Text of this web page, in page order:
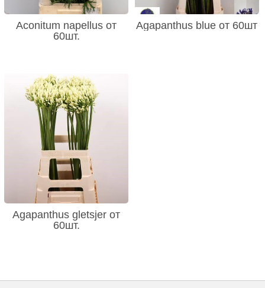
Aconitum napellus от
60шт.
Agapanthus blue от 60шт
Agapanthus gletsjer от
60шт.